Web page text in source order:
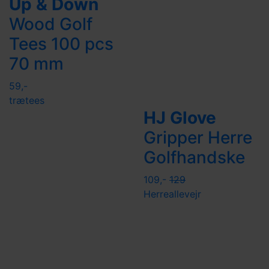
Up & Down
Wood Golf
Tees 100 pcs
70 mm
59,-
trætees
HJ Glove
Gripper Herre
Golfhandske
109,- 129
Herreallevejr